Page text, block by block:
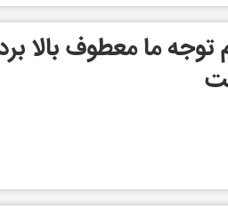
توجه ما معطوف بالا